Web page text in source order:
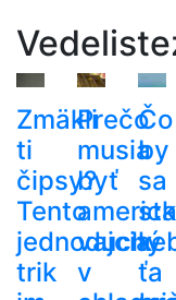
Zmäkli
ti
čipsy?
Tento
jednoduchý
trik
Prečo
musia
byť
vajcia
v
Čo
by
sa
ťa